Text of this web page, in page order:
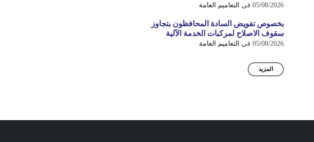
05/08/2026 في التعاميم العامة
بخصوص تفويض السادة المحافظون بتجاوز
سقوف الاصلاح لمركبات الخدمة الآلية
05/08/2026 في التعاميم العامة
المزيد